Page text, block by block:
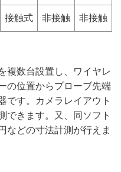
接触式 非接触 非接触
複数台設置し、ワイヤレ
の位置からプローブ先端
です。カメラレイアウト
できます。又、同ソフト
などの寸法計測が行えま